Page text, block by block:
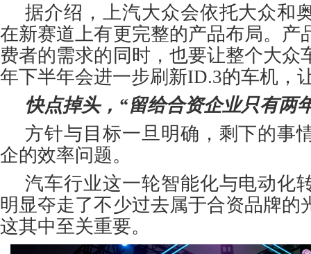
据介绍，上汽大众会依托大众和
在新赛道上有更完整的产品布局。产
费者的需求的同时，也要让整个大众
年下半年会进一步刷新ID.3的车机，
快点掉头，“留给合资企业只有两
方针与目标一旦明确，剩下的事
企的效率问题。
汽车行业这一轮智能化与电动化
明显夺走了不少过去属于合资品牌的
这其中至关重要。